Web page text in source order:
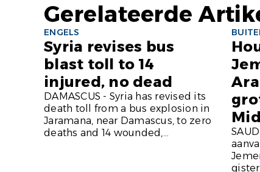
Gerelateerde
ENGELS
Syria revises bus
blast toll to 14
injured, no dead
DAMASCUS - Syria has revised its
death toll from a bus explosion in
Jaramana, near Damascus, to zero
deaths and 14 wounded,...